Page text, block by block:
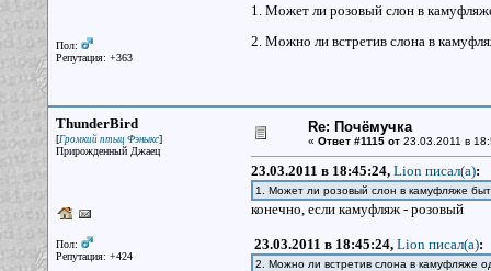
Пол:
Репутация: +363
1. Может ли розовый слон в
2. Можно ли встретив слона в
ThunderBird
[Громкий птыц Фэныкс]
Прирожденный Джаец
Пол:
Репутация: +424
Re: Почёмучка
« Ответ #1115 от23.03.2011 в
23.03.2011 в 18:45:24, Lion писал(a):
1. Может ли розовый слон в камуфляже
конечно, если камуфляж - розовый
23.03.2011 в 18:45:24, Lion писал(a):
2. Можно ли встретив слона в камуфляже